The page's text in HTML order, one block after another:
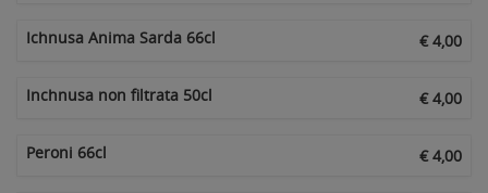
Ichnusa Anima Sarda 66cl € 4,00
Inchnusa non filtrata 50cl € 4,00
Peroni 66cl € 4,00